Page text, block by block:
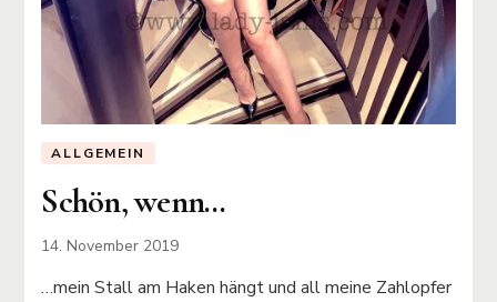
ALLGEMEIN
Schön, wenn…
14. November 2019
…mein Stall am Haken hängt und all meine Zahlopfer